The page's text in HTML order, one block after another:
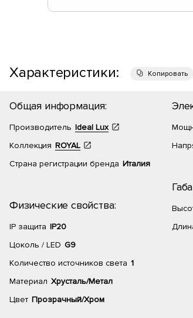
Характеристики: Копировать
Общая информация:
Производитель Ideal Lux
Коллекция ROYAL
Страна регистрации бренда Италия
Физические свойства:
IP защита IP20
Цоколь / LED G9
Количество источников света 1
Материал Хрусталь/Метал
Цвет Прозрачный/Хром